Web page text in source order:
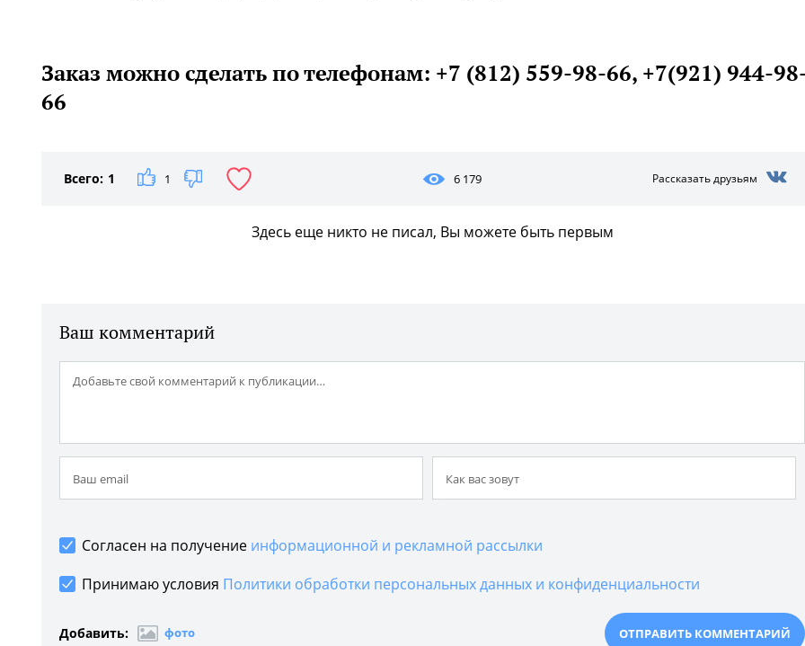
Заказ можно сделать по телефонам: +7 (812) 559-98-66, +7(921) 944-
66
Всего: 1 1 6 179 Рассказать друзьям
Здесь еще никто не писал, Вы можете быть первым
Ваш комментарий
Согласен на получение информационной и рекламной рассылки
Принимаю условия Политики обработки персональных данных и конфиденциальности
Добавить: фото